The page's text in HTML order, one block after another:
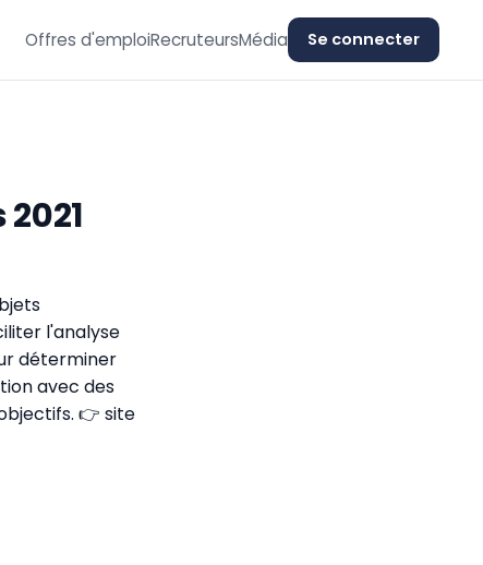
Offres d'emploiRecruteursMédia Se connecter
l'analyse
déterminer
avec des
👉 site